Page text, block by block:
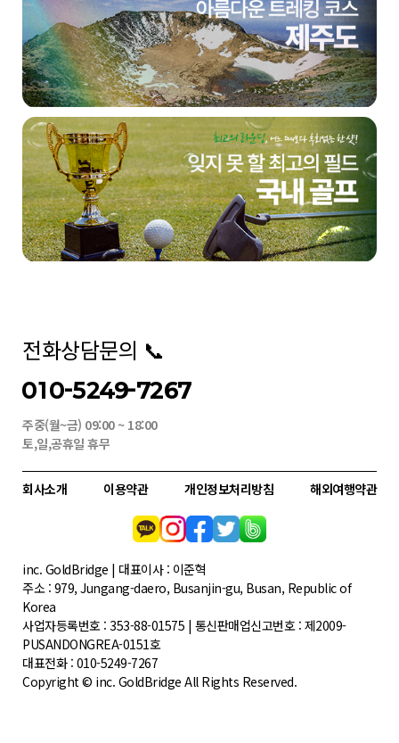
전화상담문의 📞
010-5249-7267
주중(월~금) 09:00 ~ 18:00
토,일,공휴일 휴무
회사소개 이용약관 개인정보처리방침 해외여행약관
inc. GoldBridge | 대표이사 : 이준혁
주소 : 979, Jungang-daero, Busanjin-gu, Busan, Republic of
Korea
사업자등록번호 : 353-88-01575 | 통신판매업신고번호 : 제2009-
PUSANDONGREA-0151호
대표전화 : 010-5249-7267
Copyright © inc. GoldBridge All Rights Reserved.